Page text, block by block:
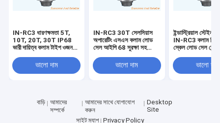
IN-RC3 ধারণক্ষমতা 5T,
10T, 20T, 30T IP68
ভারী দায়িত্ব কলাম টাইপ ওজন
150% / 250% Emax
নিরাপদ ওভারলোড
ভালো দাম
IN-RC3 30T সেলসিয়াস
অপারেটিং এসএস কলাম লোড
সেল আইপি 68 সুরক্ষা সহ
ভালো দাম
ইন্ডাস্ট্রিয়াল
IN-RC3 কলাম
স্কেল লোড সেল
জন্য সুরক্ষাভালো দাম
বাড়ি
আমাদের
সম্পর্কে
আমাদের সাথে যোগাযোগ
করুন
Desktop
Site
সাইট ম্যাপ
Privacy Policy